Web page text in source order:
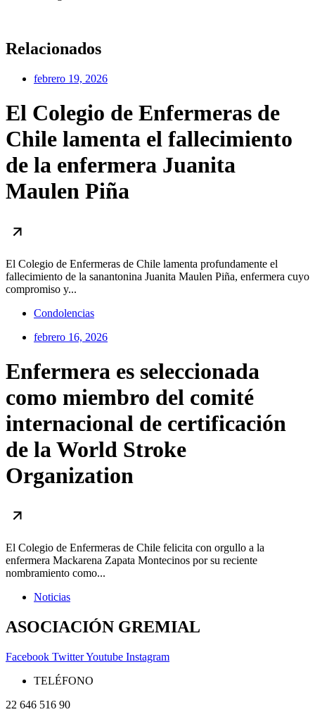
Relacionados
febrero 19, 2026
El Colegio de Enfermeras de
Chile lamenta el fallecimiento
de la enfermera Juanita
Maulen Piña
El Colegio de Enfermeras de Chile lamenta profundamente el
fallecimiento de la sanantonina Juanita Maulen Piña, enfermera cuyo
compromiso y...
Condolencias
febrero 16, 2026
Enfermera es seleccionada
como miembro del comité
internacional de certificación
de la World Stroke
Organization
El Colegio de Enfermeras de Chile felicita con orgullo a la
enfermera Mackarena Zapata Montecinos por su reciente
nombramiento como...
Noticias
ASOCIACIÓN GREMIAL
Facebook TwitterYoutube Instagram
TELÉFONO
22 646 516 90